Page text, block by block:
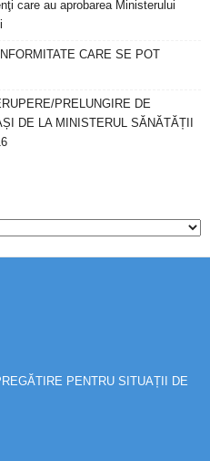
care au aprobarea Ministerului
CARE SE POT
PRELUNGIRE DE
DE LA MINISTERUL SĂNĂTĂȚII
PENTRU SITUAȚII DE